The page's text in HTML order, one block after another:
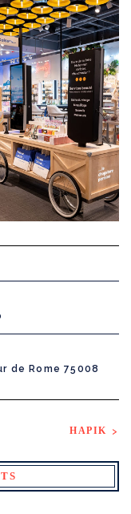
de Rome 75008
HAPIK